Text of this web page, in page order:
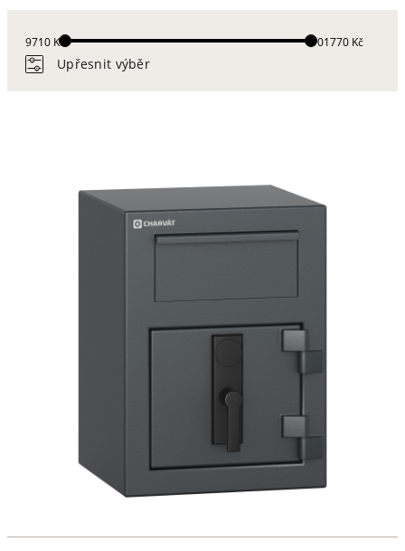
Upřesnit výběr
9710 Kč 101770 Kč